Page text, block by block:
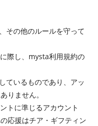
その他のルールを守って
際し、mysta利用規約の
ているものであり、アッ
りません。
トに準じるアカウント
応援はチア・ギフティン